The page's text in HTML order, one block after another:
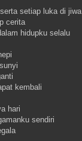
setiap luka di jiwa
cerita
hidupku selalu
kembali
hari
sendiri